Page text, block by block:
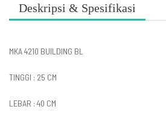
Deskripsi & Spesifikasi
MKA 4210 BUILDING BL
TINGGI : 25 CM
LEBAR : 40 CM